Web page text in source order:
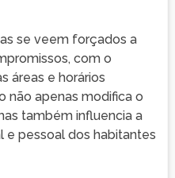
se veem forçados a
com o
áreas e horários
não apenas modifica o
também influencia a
e pessoal dos habitantes